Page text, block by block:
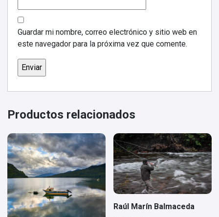
Guardar mi nombre, correo electrónico y sitio web en
este navegador para la próxima vez que comente.
Productos relacionados
Raúl Marín Balmaceda